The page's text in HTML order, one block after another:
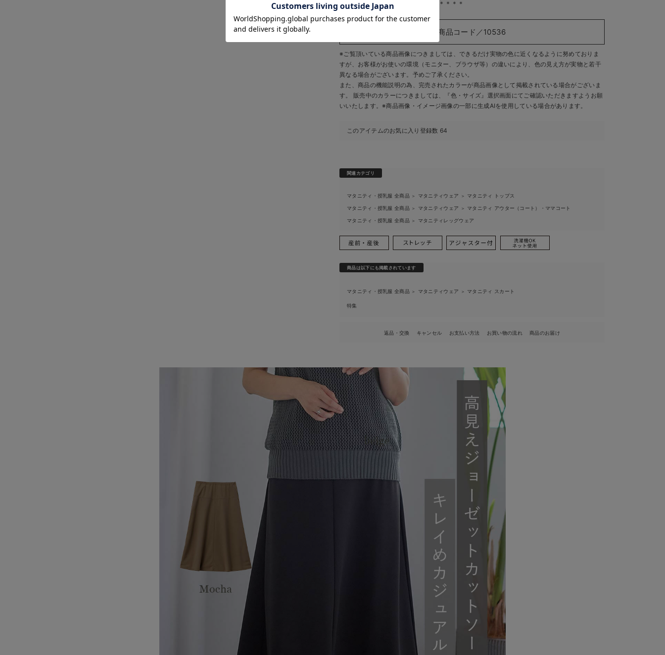
＊＊＊＊＊＊＊＊＊＊＊＊＊＊＊＊＊＊＊
商品コード／10536
※ご覧頂いている商品画像につきましては、できるだけ実物の色に近くなるように努めておりま
すが、 お客様がお使いの環境（モニター、ブラウザ等）の違いにより、色の見え方が実物と若干
異なる場合がございます。予めご了承ください。
また、商品の機能説明の為、完売されたカラーが商品画像として掲載されている場合がございま
す。 販売中のカラーにつきましては、『色・サイズ』選択画面にてご確認いただきますようお願
いいたします。 ※商品画像・イメージ画像の一部に生成AIを使用している場合があります。
このアイテムのお気に入り登録数 64
関連カテゴリ
マタニティ・授乳服 全商品 ＞ マタニティウェア ＞ マタニティ トップス
マタニティ・授乳服 全商品 ＞ マタニティウェア ＞ マタニティ アウター（コート）・ママコート
マタニティ・授乳服 全商品 ＞ マタニティレッグウェア
商品は以下にも掲載されています
マタニティ・授乳服 全商品 ＞ マタニティウェア ＞ マタニティ スカート
特集
返品・交換 キャンセル お支払い方法 お買い物の流れ 商品のお届け